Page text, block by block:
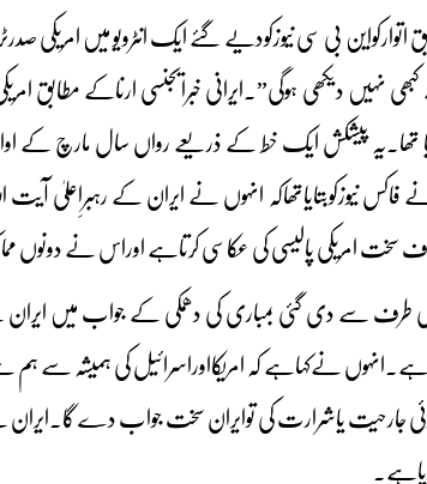
بی سی نیوزکودیے گئے ایک انٹرویو میں امریکی
تھا۔یہ پیشکش ایک خط کے ذریعے رواں سال مارچ کے
نے فاکس نیوزکوبتایاتھاکہ انہوں نے ایران کے
سخت امریکی پالیسی کی عکاسی کرتاہے اوراس نے دونوں
طرف سے دی گئی بمباری کی دھمکی کے جواب میں ایران کے
ہے۔انہوں نےکہاہے کہ امریکااوراسرائیل کی ہمیشہ سے ہم
کوئی جارحیت یاشرارت کی توایران سخت جواب دے